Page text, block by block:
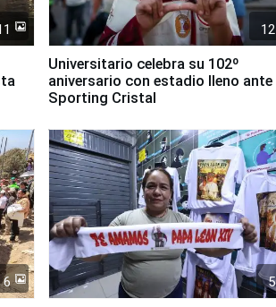
12
Universitario celebra su 102º
aniversario con estadio lleno ante
Sporting Cristal
6 5